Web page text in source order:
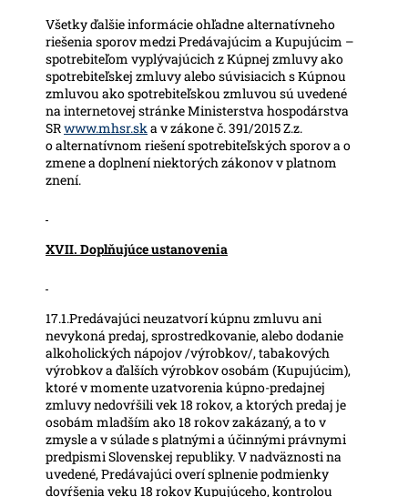
Všetky ďalšie informácie ohľadne alternatívneho
riešenia sporov medzi Predávajúcim a Kupujúcim –
spotrebiteľom vyplývajúcich z Kúpnej zmluvy ako
spotrebiteľskej zmluvy alebo súvisiacich s Kúpnou
zmluvou ako spotrebiteľskou zmluvou sú uvedené
na internetovej stránke Ministerstva hospodárstva
SRwww.mhsr.ska v zákone č. 391/2015 Z.z.
o alternatívnom riešení spotrebiteľských sporov a o
zmene a doplnení niektorých zákonov v platnom
znení.
XVII. Doplňujúce ustanovenia
17.1.Predávajúci neuzatvorí kúpnu zmluvu ani
nevykoná predaj, sprostredkovanie, alebo dodanie
alkoholických nápojov /výrobkov/, tabakových
výrobkov a ďalších výrobkov osobám (Kupujúcim),
ktoré v momente uzatvorenia kúpno-predajnej
zmluvy nedovŕšili vek 18 rokov, a ktorých predaj je
osobám mladším ako 18 rokov zakázaný, a to v
zmysle a v súlade s platnými a účinnými právnymi
predpismi Slovenskej republiky. V nadväznosti na
uvedené, Predávajúci overí splnenie podmienky
dovŕšenia veku 18 rokov Kupujúceho, kontrolou